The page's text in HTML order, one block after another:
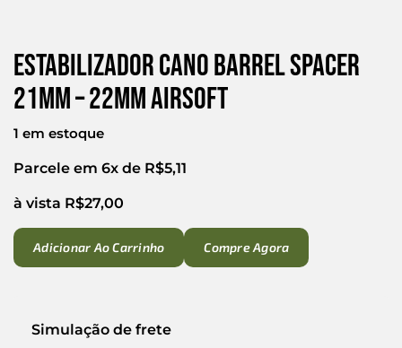
Estabilizador Cano Barrel Spacer
21mm – 22mm Airsoft
1 em estoque
Parcele em 6x de R$5,11
à vista R$27,00
Adicionar Ao Carrinho Compre Agora
Simulação de frete